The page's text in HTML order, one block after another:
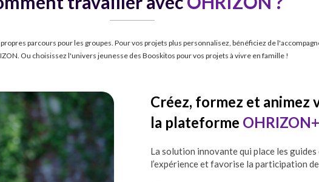
parcours pour les groupes. Pour vos projets plus personnalisez, bénéficiez de
Ou choisissez l'univers jeunesse des Booskitos pour vos projets à vivre en famille !
Créez, formez et animez
la plateforme OHRIZON+
La solution innovante qui place les
l’expérience et favorise la participation